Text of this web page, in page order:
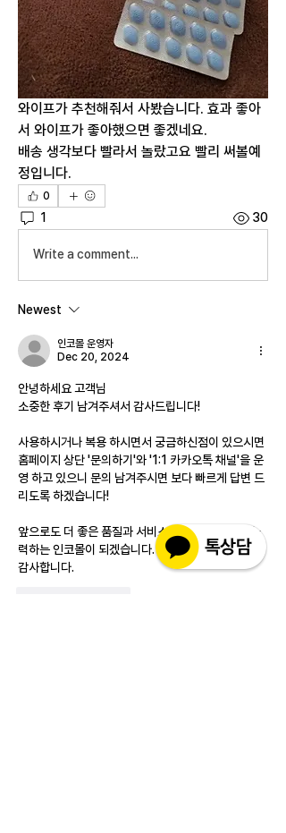
와이프가 추천해줘서 사봤습니다. 효과 좋아
서 와이프가 좋아했으면 좋겠네요.
배송 생각보다 빨라서 놀랐고요 빨리 써볼예
정입니다.
0
1 30
Write a comment...
Newest
인코몰 운영자
Dec 20, 2024
안녕하세요 고객님
소중한 후기 남겨주셔서 감사드립니다!
사용하시거나 복용 하시면서 궁금하신점이 있으시면
홈페이지 상단 '문의하기'와 '1:1 카카오톡 채널'을 운
영 하고 있으니 문의 남겨주시면 보다 빠르게 답변 드
리도록 하겠습니다!
앞으로도 더 좋은 품질과 서비스를 제공하기 위해 노
력하는 인코몰이 되겠습니다.
감사합니다.